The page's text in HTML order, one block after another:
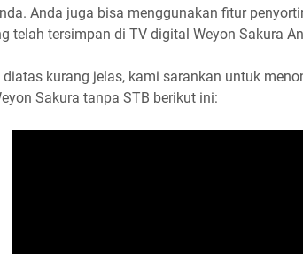
Anda juga bisa menggunakan fitur
telah tersimpan di TV digital Weyon Sakura
kurang jelas, kami sarankan untuk
Sakura tanpa STB berikut ini: